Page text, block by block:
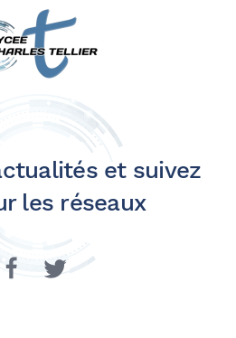
et suivez
les réseaux